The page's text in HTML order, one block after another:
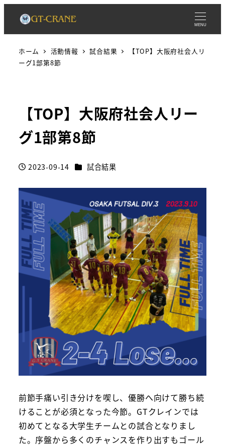
MENU
ホーム 活動情報 試合結果
【TOP】大阪府社会人リ
ーグ1部第8節
【TOP】大阪府社会人リー
グ1部第8節
投稿日
2023-09-14 カテゴリー
試合結果
前節手痛い引き分けを喫し、優勝へ向けて勝ち続
けることが必須となった今節。GTクレインでは
初めてとなる大学生チームとの試合となりまし
た。序盤から多くのチャンスを作り出すもゴール